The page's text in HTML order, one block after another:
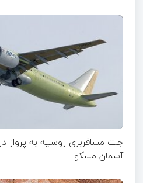
جت مسافربری روسیه به پرواز
آسمان مسکو